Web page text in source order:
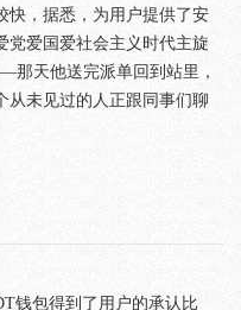
快，据悉，为用户提供了安
党爱国爱社会主义时代主旋
天他送完派单回到站里，
从未见过的人正跟同事们聊
钱包得到了用户的承认比